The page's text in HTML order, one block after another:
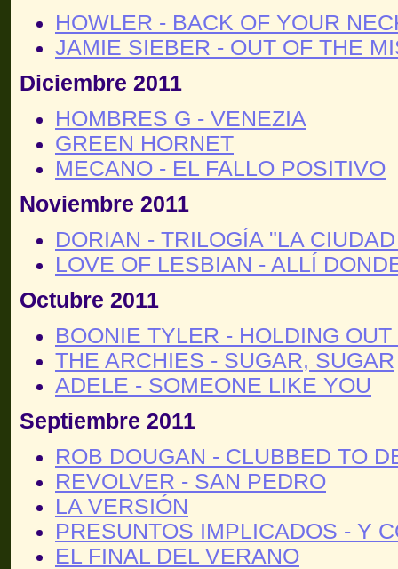
HOWLER - BACK OF YOUR
JAMIE SIEBER - OUT OF THE
Diciembre 2011
HOMBRES G - VENEZIA
GREEN HORNET
MECANO - EL FALLO POSITIVO
Noviembre 2011
DORIAN - TRILOGÍA "LA
LOVE OF LESBIAN - ALLÍ
Octubre 2011
BOONIE TYLER - HOLDING
THE ARCHIES - SUGAR, SUGAR
ADELE - SOMEONE LIKE YOU
Septiembre 2011
ROB DOUGAN - CLUBBED TO
REVOLVER - SAN PEDRO
LA VERSIÓN
PRESUNTOS IMPLICADOS - Y
EL FINAL DEL VERANO